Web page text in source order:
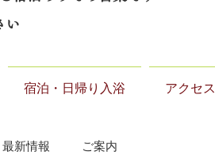
い
宿泊・日帰り入浴 アクセス
最新情報 ご案内